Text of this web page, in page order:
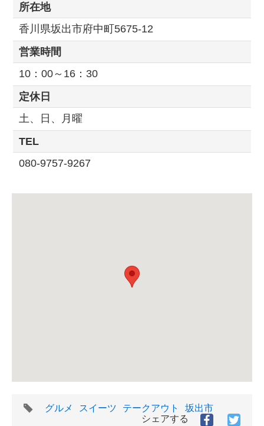
所在地
香川県坂出市府中町5675-12
営業時間
10：00～16：30
定休日
土、日、月曜
TEL
080-9757-9267
タ
グルメ スイーツ テークアウト
坂出市
シェアする
Facebook